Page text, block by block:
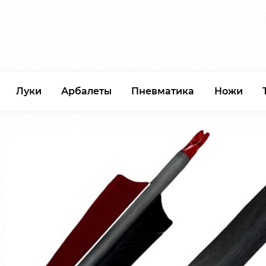
Луки Арбалеты Пневматика Ножи